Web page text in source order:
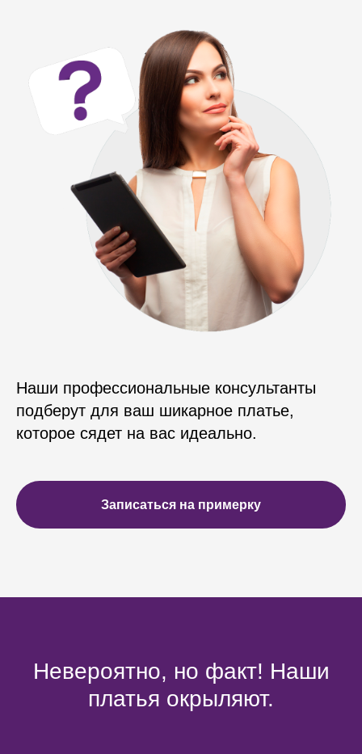
Наши профессиональные консультанты
подберут для ваш шикарное платье,
которое сядет на вас идеально.
Записаться на примерку
Невероятно, но факт! Наши
платья окрыляют.